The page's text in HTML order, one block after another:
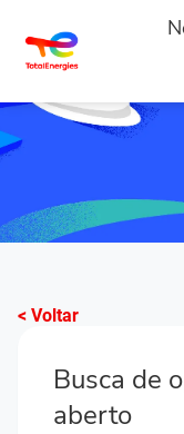
< Voltar
Busca de
aberto